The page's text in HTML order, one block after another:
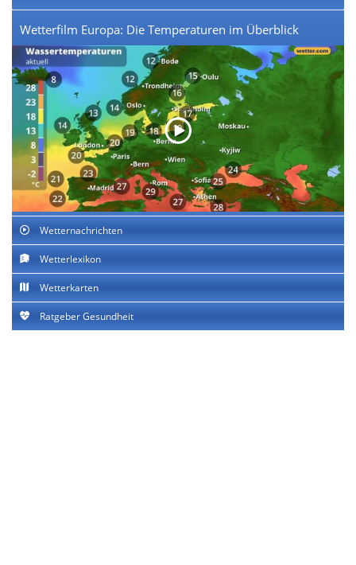
Wetterfilm Europa: Die Temperaturen im Überblick
Wetternachrichten
Wetterlexikon
Wetterkarten
Ratgeber Gesundheit